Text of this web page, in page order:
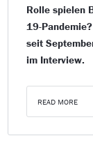
Rolle spielen
19-
seit
im Interview.
READ MORE